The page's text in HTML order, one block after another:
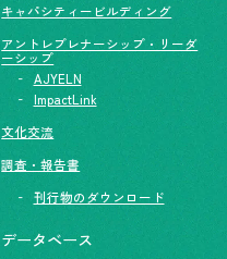
キャパシティービルディング
アントレプレナーシップ・リーダ
ーシップ
AJYELN
ImpactLink
文化交流
調査・報告書
刊行物のダウンロード
データベース